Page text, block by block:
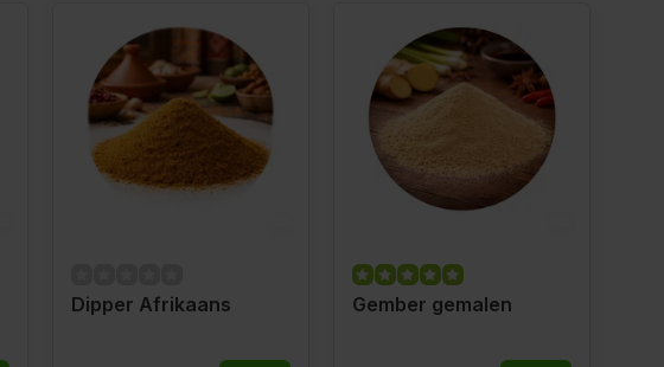
Dipper Afrikaans Gember gemalen